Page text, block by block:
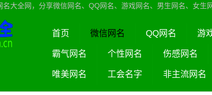
名大全网，分享微信网名、QQ网名、游戏网名、男生网名、女生
首页 微信网名 QQ网名 游
霸气网名 个性网名 伤感网名
唯美网名 工会名字 非主流网名